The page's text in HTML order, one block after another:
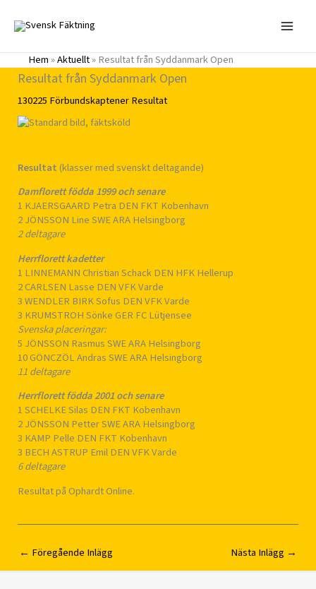
innehåll
Hem»Aktuellt»Resultat från Syddanmark Open
Resultat från Syddanmark Open
130225 FörbundskaptenerResultat
Resultat (klasser med svenskt deltagande)
Damflorett födda 1999 och senare
1 KJAERSGAARD Petra DEN FKT Kobenhavn
2 JÖNSSON Line SWE ARA Helsingborg
2 deltagare
Herrflorett kadetter
1 LINNEMANN Christian Schack DEN HFK Hellerup
2 CARLSEN Lasse DEN VFK Varde
3 WENDLER BIRK Sofus DEN VFK Varde
3 KRUMSTROH Sönke GER FC Lütjensee
Svenska placeringar:
5 JÖNSSON Rasmus SWE ARA Helsingborg
10 GÖNCZÖL Andras SWE ARA Helsingborg
11 deltagare
Herrflorett födda 2001 och senare
1 SCHELKE Silas DEN FKT Kobenhavn
2 JÖNSSON Petter SWE ARA Helsingborg
3 KAMP Pelle DEN FKT Kobenhavn
3 BECH ASTRUP Emil DEN VFK Varde
6 deltagare
Resultat på Ophardt Online.
← Föregående Inlägg Nästa Inlägg →